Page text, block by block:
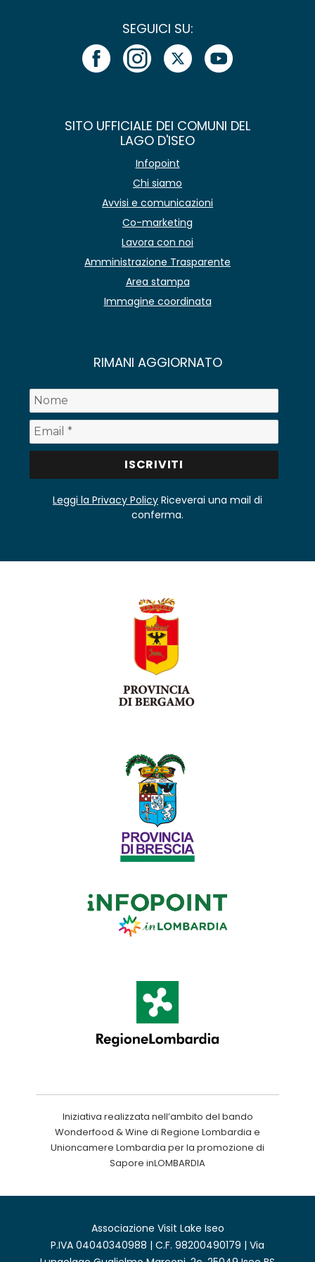
SEGUICI SU:
SITO UFFICIALE DEI COMUNI DEL
LAGO D'ISEO
Infopoint
Chi siamo
Avvisi e comunicazioni
Co-marketing
Lavora con noi
Amministrazione Trasparente
Area stampa
Immagine coordinata
RIMANI AGGIORNATO
Leggi la Privacy Policy Riceverai una mail di
conferma.
Iniziativa realizzata nell’ambito del bando
Wonderfood & Wine di Regione Lombardia e
Unioncamere Lombardia per la promozione di
Sapore inLOMBARDIA
Associazione Visit Lake Iseo
P.IVA 04040340988 | C.F. 98200490179 | Via